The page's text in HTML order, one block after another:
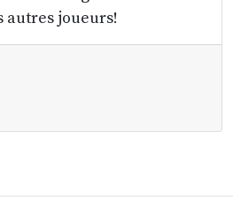
autres joueurs!